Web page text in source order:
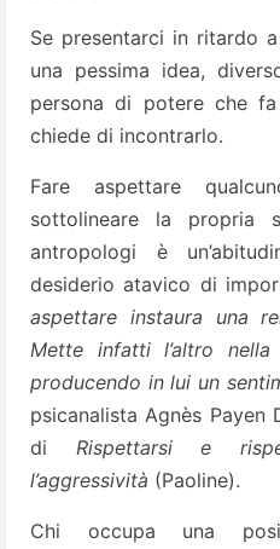
Se presentarci in ritardo
una pessima idea,
persona di potere che
chiede di incontrarlo.
Fare aspettare
sottolineare la propria
antropologi è
desiderio atavico di
aspettare instaura una
Mette infatti l’altro
producendo in lui un
psicanalista Agnès Payen
di Rispettarsi e
l’aggressività (Paoline).
Chi occupa una